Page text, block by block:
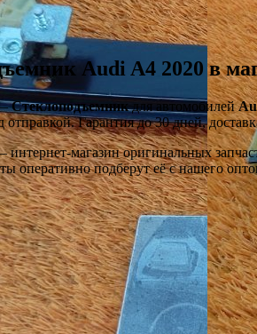
Audi A4 2020 в
—Стеклоподъемникдля автомобилей
отправкой. Гарантия до 30 дней,
магазин оригинальных
оперативно подберут её с нашего